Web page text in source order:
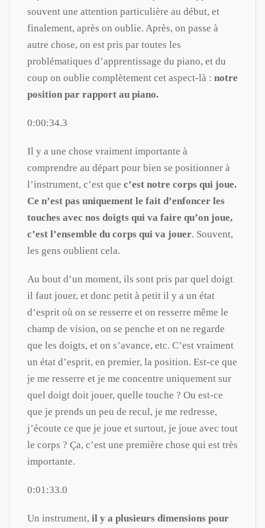
souvent une attention particulière au début, et
finalement, après on oublie. Après, on passe à
autre chose, on est pris par toutes les
problématiques d’apprentissage du piano, et du
coup on oublie complètement cet aspect-là : notre
position par rapport au piano.
0:00:34.3
Il y a une chose vraiment importante à
comprendre au départ pour bien se positionner à
l’instrument, c’est que c’est notre corps qui joue.
Ce n’est pas uniquement le fait d’enfoncer les
touches avec nos doigts qui va faire qu’on joue,
c’est l’ensemble du corps qui va jouer. Souvent,
les gens oublient cela.
Au bout d’un moment, ils sont pris par quel doigt
il faut jouer, et donc petit à petit il y a un état
d’esprit où on se resserre et on resserre même le
champ de vision, on se penche et on ne regarde
que les doigts, et on s’avance, etc. C’est vraiment
un état d’esprit, en premier, la position. Est-ce que
je me resserre et je me concentre uniquement sur
quel doigt doit jouer, quelle touche ? Ou est-ce
que je prends un peu de recul, je me redresse,
j’écoute ce que je joue et surtout, je joue avec tout
le corps ? Ça, c’est une première chose qui est très
importante.
0:01:33.0
Un instrument, il y a plusieurs dimensions pour